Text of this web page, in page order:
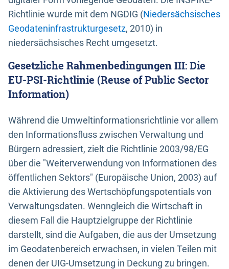
Richtlinie wurde mit dem NGDIG (Niedersächsisches
Geodateninfrastrukturgesetz, 2010) in
niedersächsisches Recht umgesetzt.
Gesetzliche Rahmenbedingungen III: Die
EU-PSI-Richtlinie (Reuse of Public Sector
Information)
Während die Umweltinformationsrichtlinie vor allem
den Informationsfluss zwischen Verwaltung und
Bürgern adressiert, zielt die Richtlinie 2003/98/EG
über die "Weiterverwendung von Informationen des
öffentlichen Sektors" (Europäische Union, 2003) auf
die Aktivierung des Wertschöpfungspotentials von
Verwaltungsdaten. Wenngleich die Wirtschaft in
diesem Fall die Hauptzielgruppe der Richtlinie
darstellt, sind die Aufgaben, die aus der Umsetzung
im Geodatenbereich erwachsen, in vielen Teilen mit
denen der UIG-Umsetzung in Deckung zu bringen.